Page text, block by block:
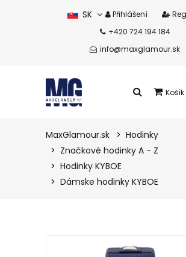
+420 724 194 184
info@maxglamour.sk
SK Přihlášení
Zobrazit košík
MaxGlamour.sk
Hodinky
Značkové hodinky A - Z
Hodinky KYBOE
Dámske hodinky KYBOE